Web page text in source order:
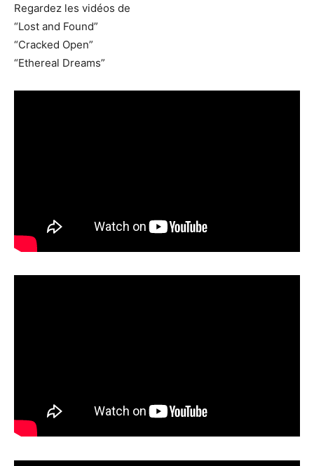
Regardez les vidéos de
“Lost and Found”
“Cracked Open”
“Ethereal Dreams”